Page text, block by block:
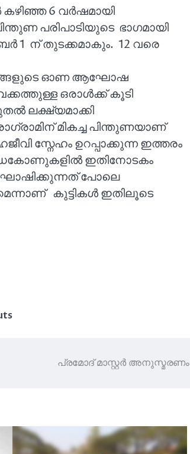
6 വർഷമായി
പരിപാടിയുടെ ഭാഗമായി
1 ന് തുടക്കമാകും. 12 വരെ
തങ്ങളുടെ ഓണ ആഘോഷ
ഒരാൾക്ക് കൂടി
ലക്ഷ്യമാക്കി
മികച്ച പിന്തുണയാണ്
സ്നേഹം ഉറപ്പാക്കുന്ന ഇത്തരം
ഇതിനോടകം
പോലെ
കുട്ടികൾ ഇതിലൂടെ
പ്രമോദ് മാസ്റ്റർ അനുസ്മരണം